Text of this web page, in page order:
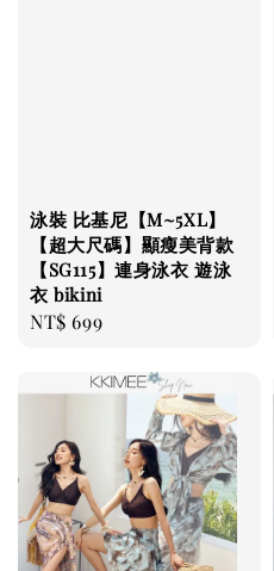
泳裝 比基尼【M~5XL】
【超大尺碼】顯瘦美背款
【SG115】連身泳衣 遊泳
衣 bikini
Regular
NT$ 699